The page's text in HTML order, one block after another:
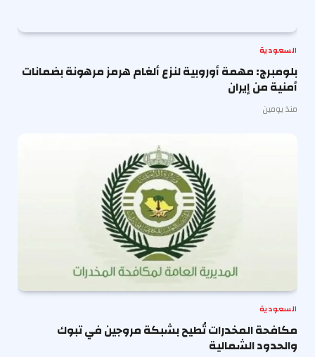
السعودية
بلومبرج: مهمة أوروبية لنزع ألغام هرمز مرهونة بضمانات
أمنية من إيران
منذ يومين
السعودية
مكافحة المخدرات تُطيح بشبكة مروجين في تبوك
والحدود الشمالية